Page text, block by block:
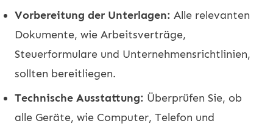
Vorbereitung der Unterlagen: Alle relevanten
Dokumente, wie Arbeitsverträge,
Steuerformulare und Unternehmensrichtlinien,
sollten bereitliegen.
Technische Ausstattung: Überprüfen Sie, ob
alle Geräte, wie Computer, Telefon und